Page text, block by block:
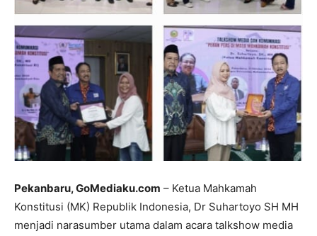
Pekanbaru, GoMediaku.com – Ketua Mahkamah
Konstitusi (MK) Republik Indonesia, Dr Suhartoyo SH MH
menjadi narasumber utama dalam acara talkshow media